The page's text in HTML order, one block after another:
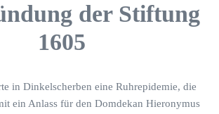
der Stiftung
1605
in Dinkelscherben eine Ruhrepidemie, die
ein Anlass für den Domdekan Hieronymus